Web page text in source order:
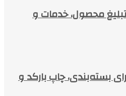
محصول، خدمات و
بسته‌بندی، چاپ بارکد و